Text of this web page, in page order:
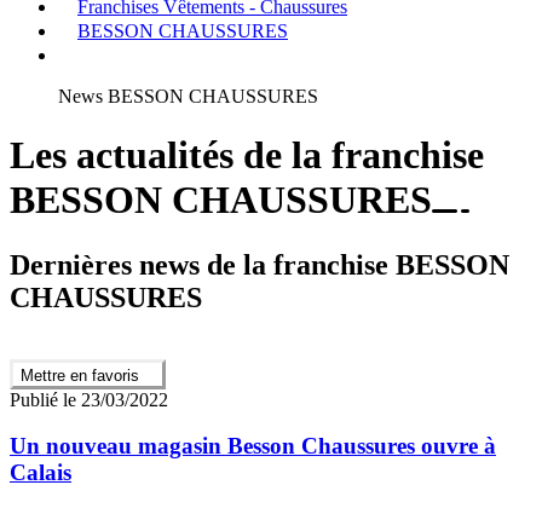
Franchises Vêtements - Chaussures
BESSON CHAUSSURES
News BESSON CHAUSSURES
Les actualités de la franchise
BESSON CHAUSSURES
Dernières news de la franchise BESSON
CHAUSSURES
Mettre en favoris
Publié le 23/03/2022
Un nouveau magasin Besson Chaussures ouvre à
Calais